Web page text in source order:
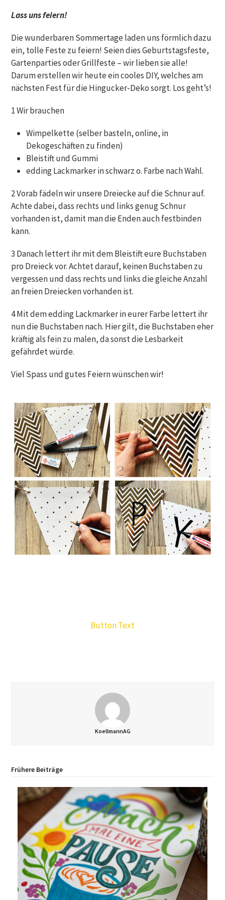
Lass uns feiern!
Die wunderbaren Sommertage laden uns förmlich dazu
ein, tolle Feste zu feiern! Seien dies Geburtstagsfeste,
Gartenparties oder Grillfeste – wir lieben sie alle!
Darum erstellen wir heute ein cooles DIY, welches am
nächsten Fest für die Hingucker-Deko sorgt. Los geht’s!
1 Wir brauchen
Wimpelkette (selber basteln, online, in
Dekogeschäften zu finden)
Bleistift und Gummi
edding Lackmarker in schwarz o. Farbe nach Wahl.
2 Vorab fädeln wir unsere Dreiecke auf die Schnur auf.
Achte dabei, dass rechts und links genug Schnur
vorhanden ist, damit man die Enden auch festbinden
kann.
3 Danach lettert ihr mit dem Bleistift eure Buchstaben
pro Dreieck vor. Achtet darauf, keinen Buchstaben zu
vergessen und dass rechts und links die gleiche Anzahl
an freien Dreiecken vorhanden ist.
4 Mit dem edding Lackmarker in eurer Farbe lettert ihr
nun die Buchstaben nach. Hier gilt, die Buchstaben eher
kräftig als fein zu malen, da sonst die Lesbarkeit
gefährdet würde.
Viel Spass und gutes Feiern wünschen wir!
Button Text
KoellmannAG
Frühere Beiträge